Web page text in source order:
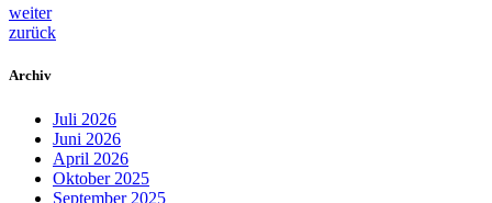
weiter
zurück
Archiv
Juli 2026
Juni 2026
April 2026
Oktober 2025
September 2025